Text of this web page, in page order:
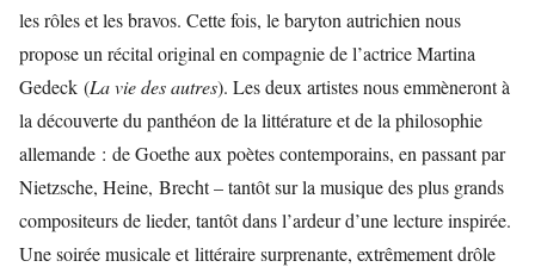
les rôles et les bravos. Cette fois, le baryton autrichien nous
propose un récital original en compagnie de l’actrice Martina
Gedeck (La vie des autres). Les deux artistes nous emmèneront à
la découverte du panthéon de la littérature et de la philosophie
allemande : de Goethe aux poètes contemporains, en passant par
Nietzsche, Heine, Brecht – tantôt sur la musique des plus grands
compositeurs de lieder, tantôt dans l’ardeur d’une lecture inspirée.
Une soirée musicale et littéraire surprenante, extrêmement drôle